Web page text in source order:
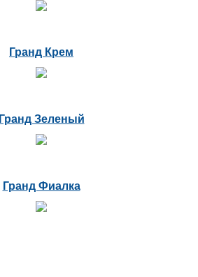
Гранд Крем
Гранд Зеленый
Гранд Фиалка